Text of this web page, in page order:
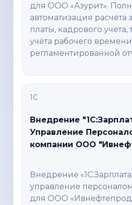
для ООО «Азурит».
автоматизация расчёта
платы, кадрового учёта,
учёта рабочего
регламентированной
1С
Внедрение
Управление
компании ООО
Внедрение
управление
для ООО